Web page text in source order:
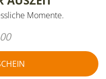
Momente.